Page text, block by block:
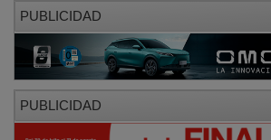
PUBLICIDAD
PUBLICIDAD